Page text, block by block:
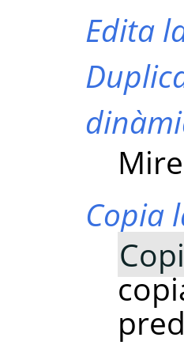
Edita
Copia